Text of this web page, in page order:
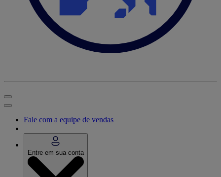
Fale com a equipe de vendas
Entre em sua conta